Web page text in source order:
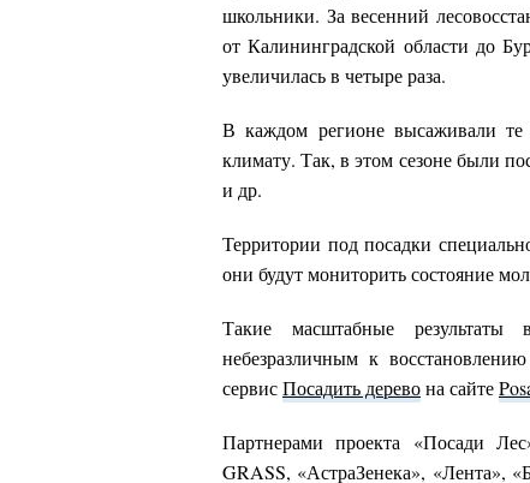
школьники. За весенний
от Калининградской области до
увеличилась в четыре раза.
В каждом регионе высаживали те
климату. Так, в этом сезоне были
и др.
Территории под посадки
они будут мониторить состояние
Такие масштабные результаты
небезразличным к
сервисПосадить деревона сайте
Партнерами проекта «Посади
GRASS, «АстраЗенека», «Лента»,